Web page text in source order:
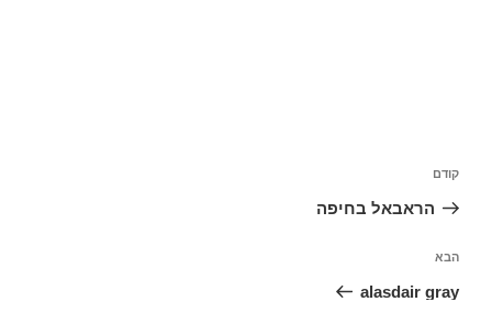
הפוסט
הקודםהראבאל בחיפה
הפוסט
alasdair gray